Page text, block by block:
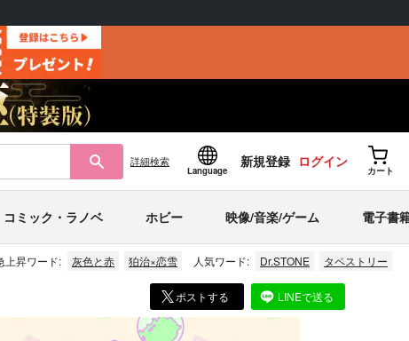
詳細検索
Language
新規登録 ログイン
カート
コミック・ラノベ ホビー 映像/音楽/ゲーム 電子書
上昇ワード: 灰色と赤 狛治×恋雪 人気ワード: Dr.STONE タペストリー
ポストする LINEで送る